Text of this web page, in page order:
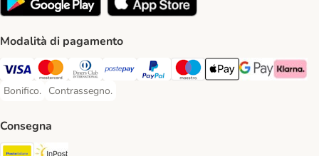
Modalità di pagamento
Visa. Payment Method
Mastercard. Payment Method
Diners Club. Payment Method
Postepay. Payment Method
PayPal. Payment Method
Maestro. Payment Method
Apple pay. Payment
Google Pay
Klarna
Bonifico.
Bonifico. Payment Method
Contrassegno.
Contrassegno. Payment Method
Consegna
Poste Italiane. Shipping Method